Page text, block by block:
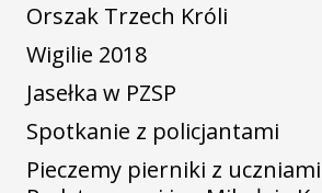
Orszak Trzech Króli
Wigilie 2018
Jasełka w PZSP
Spotkanie z policjantami
Pieczemy pierniki z uczniami